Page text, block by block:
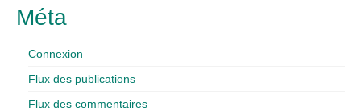
Méta
Connexion
Flux des publications
Flux des commentaires